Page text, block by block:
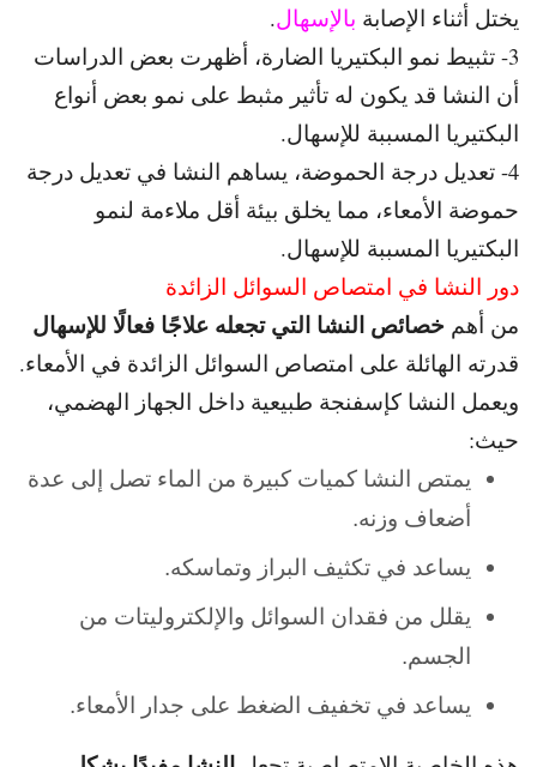
يختل أثناء الإصابة بالإسهال.
3- تثبيط نمو البكتيريا الضارة، أظهرت بعض الدراسات
أن النشا قد يكون له تأثير مثبط على نمو بعض أنواع
البكتيريا المسببة للإسهال.
4- تعديل درجة الحموضة، يساهم النشا في تعديل درجة
حموضة الأمعاء، مما يخلق بيئة أقل ملاءمة لنمو
البكتيريا المسببة للإسهال.
دور النشا في امتصاص السوائل الزائدة
من أهم خصائص النشا التي تجعله علاجًا فعالًا للإسهال
قدرته الهائلة على امتصاص السوائل الزائدة في الأمعاء.
ويعمل النشا كإسفنجة طبيعية داخل الجهاز الهضمي،
حيث:
يمتص النشا كميات كبيرة من الماء تصل إلى عدة
أضعاف وزنه.
يساعد في تكثيف البراز وتماسكه.
يقلل من فقدان السوائل والإلكتروليتات من
الجسم.
يساعد في تخفيف الضغط على جدار الأمعاء.